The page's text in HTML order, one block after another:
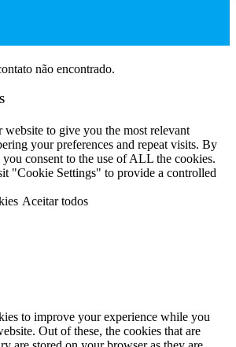
não encontrado.
website to give you the most relevant
your preferences and repeat visits. By
consent to the use of ALL the cookies.
"Cookie Settings" to provide a controlled
Aceitar todos
to improve your experience while you
Out of these, the cookies that are